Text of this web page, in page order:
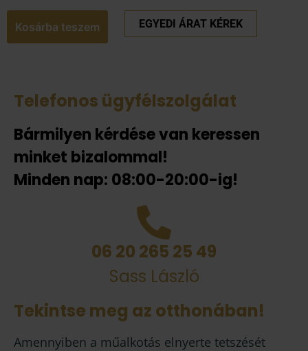
Kosárba teszem EGYEDI ÁRAT KÉREK
Telefonos ügyfélszolgálat
Bármilyen kérdése van keressen
minket bizalommal!
Minden nap: 08:00-20:00-ig!
06 20 265 25 49
Sass László
Tekintse meg az otthonában!
Amennyiben a műalkotás elnyerte tetszését